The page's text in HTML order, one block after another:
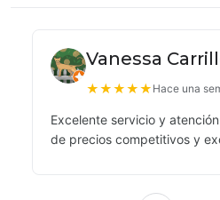
Vanessa
★★★★★ Hace una
Excelente servicio y
de precios competitivos y